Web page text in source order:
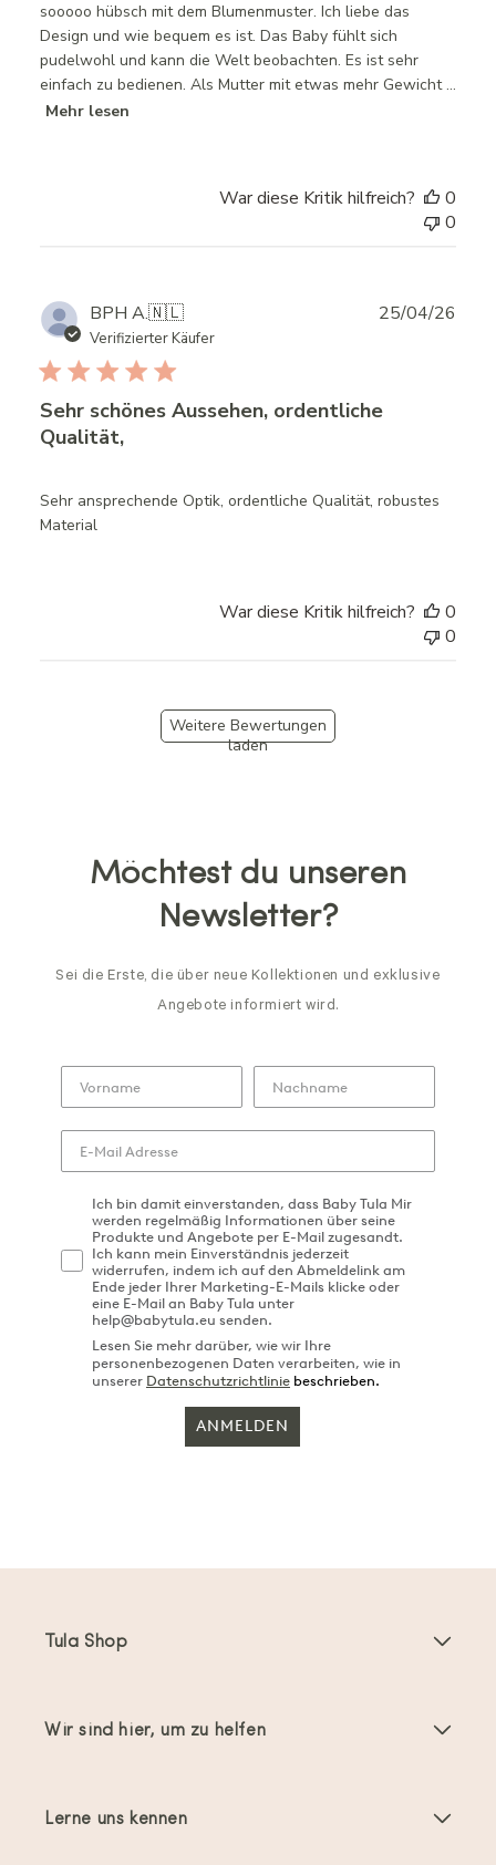
sooooo hübsch mit dem Blumenmuster. Ich liebe das
Design und wie bequem es ist. Das Baby fühlt sich
pudelwohl und kann die Welt beobachten. Es ist sehr
einfach zu bedienen. Als Mutter mit etwas mehr Gewicht ...
Mehr lesen
War diese Kritik hilfreich?
0
0
BPH A.🇳🇱
Verifizierter Käufer
Sehr schönes Aussehen, ordentliche
Qualität,
Sehr ansprechende Optik, ordentliche Qualität, robustes
Material
25/04/26
War diese Kritik hilfreich?
0
0
Weitere Bewertungen
laden
Möchtest du unseren
Newsletter?
Sei die Erste, die über neue Kollektionen und exklusive
Angebote informiert wird.
Ich bin damit einverstanden, dass Baby Tula Mir
werden regelmäßig Informationen über seine
Produkte und Angebote per E-Mail zugesandt.
Ich kann mein Einverständnis jederzeit
widerrufen, indem ich auf den Abmeldelink am
Ende jeder Ihrer Marketing-E-Mails klicke oder
eine E-Mail an Baby Tula unter
help@babytula.eu senden.
Lesen Sie mehr darüber, wie wir Ihre
personenbezogenen Daten verarbeiten, wie in
unserer Datenschutzrichtlinie beschrieben.
ANMELDEN
Tula Shop
Wir sind hier, um zu helfen
Lerne uns kennen